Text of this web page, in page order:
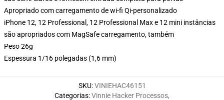
Apropriado com carregamento de wi-fi Qi-personalizado
iPhone 12, 12 Professional, 12 Professional Max e 12 mini instâncias
são apropriados com MagSafe carregamento, também
Peso 26g
Espessura 1/16 polegadas (1,6 mm)
SKU:VINIEHAC46151
Categorias:Vinnie Hacker Processos,